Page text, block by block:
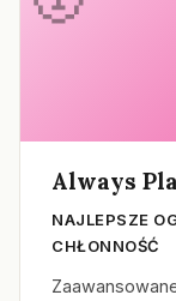
Always
NAJLEPSZE
CHŁONNOŚĆ